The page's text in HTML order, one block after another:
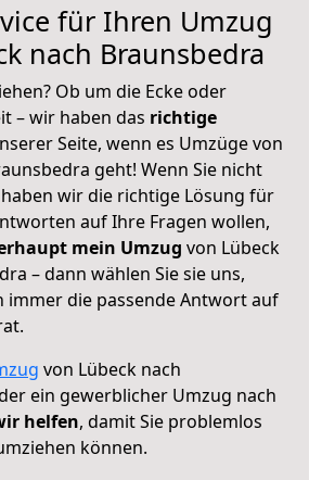
für Ihren Umzug
nach Braunsbedra
Ob um die Ecke oder
– wir haben das richtige
Seite, wenn es Umzüge von
geht! Wenn Sie nicht
wir die richtige Lösung für
auf Ihre Fragen wollen,
mein Umzug von Lübeck
– dann wählen Sie sie uns,
immer die passende Antwort auf
von Lübeck nach
ein gewerblicher Umzug nach
helfen, damit Sie problemlos
können.